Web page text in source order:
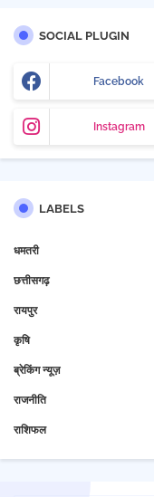
SOCIAL PLUGIN
Facebook
Instagram
LABELS
धमतरी
छत्तीसगढ़
रायपुर
कृषि
ब्रेकिंग न्यूज़
राजनीति
राशिफल